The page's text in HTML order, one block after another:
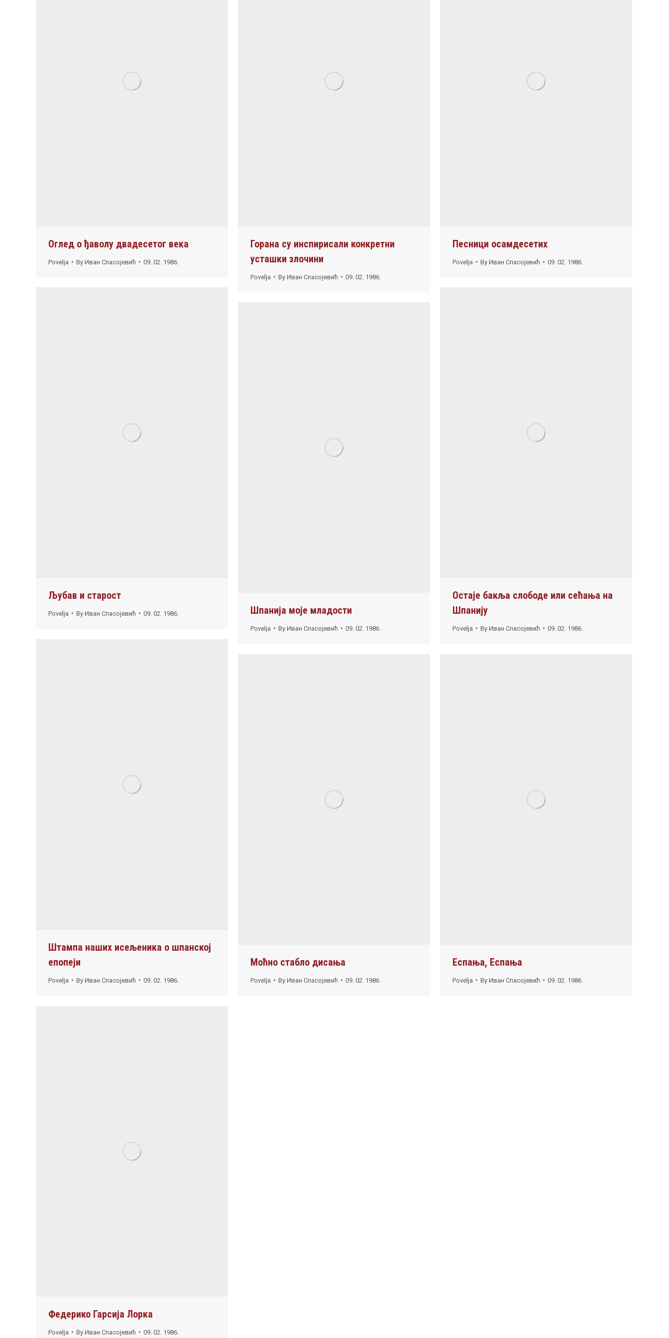
Оглед о ђаволу двадесетог века
Povelja By Иван Спасојевић 09. 02. 1986.
Горана су инспирисали конкретни
усташки злочини
Povelja By Иван Спасојевић 09. 02. 1986.
Песници осамдесетих
Povelja By Иван Спасојевић 09. 02. 1986.
Љубав и старост
Povelja By Иван Спасојевић 09. 02. 1986.
Остаје бакља слободе или сећања на
Шпанију
Povelja By Иван Спасојевић 09. 02. 1986.
Шпанија моје младости
Povelja By Иван Спасојевић 09. 02. 1986.
Штампа наших исељеника о шпанској
епопеји
Povelja By Иван Спасојевић 09. 02. 1986.
Моћно стабло дисања
Povelja By Иван Спасојевић 09. 02. 1986.
Еспања, Еспања
Povelja By Иван Спасојевић 09. 02. 1986.
Федерико Гарсија Лорка
Povelja By Иван Спасојевић 09. 02. 1986.